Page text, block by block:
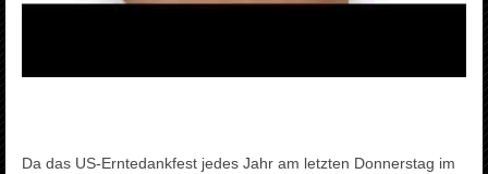
Da das US-Erntedankfest jedes Jahr am letzten Donnerstag im